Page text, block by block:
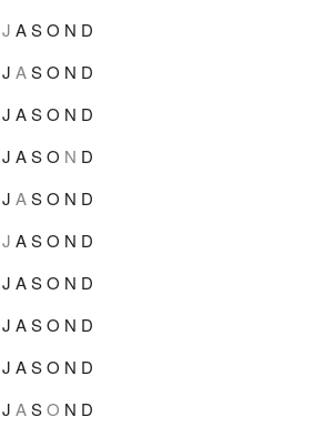
J ASO N D
J ASO N D
J ASO N D
J ASO N D
J ASO N D
J ASO N D
J ASO N D
J ASO N D
J ASO N D
J ASO N D